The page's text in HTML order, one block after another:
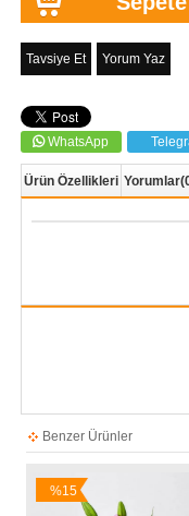
Tavsiye Et Yorum Yaz
WhatsApp
Ürün Özellikleri Yorumlar
Benzer Ürünler